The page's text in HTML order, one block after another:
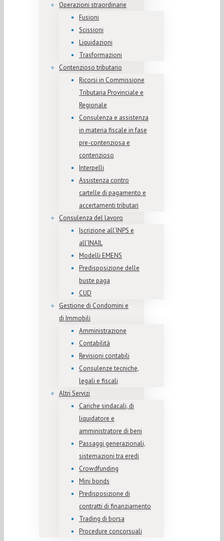
Operazioni straordinarie
Fusioni
Scissioni
Liquidazioni
Trasformazioni
Contenzioso tributario
Ricorsi in Commissione
Tributaria Provinciale e
Regionale
Consulenza e assistenza
in materia fiscale in fase
pre-contenziosa e
contenzioso
Interpelli
Assistenza contro
cartelle di pagamento e
accertamenti tributari
Consulenza del lavoro
Iscrizione all’INPS e
all’INAIL
Modelli EMENS
Predisposizione delle
buste paga
CUD
Gestione di Condomini e
di Immobili
Amministrazione
Contabilità
Revisioni contabili
Consulenze tecniche,
legali e fiscali
Altri Servizi
Cariche sindacali, di
liquidatore e
amministratore di beni
Passaggi generazionali,
sistemazioni tra eredi
Crowdfunding
Mini bonds
Predisposizione di
contratti di finanziamento
Trading di borsa
Procedure concorsuali